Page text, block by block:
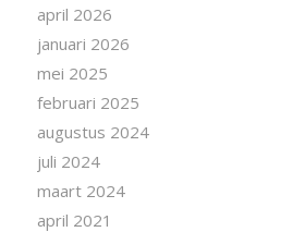
april 2026
januari 2026
mei 2025
februari 2025
augustus 2024
juli 2024
maart 2024
april 2021